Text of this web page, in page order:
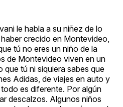
le habla a su niñez de lo
crecido en Montevideo,
tú no eres un niño de la
de Montevideo viven en un
que tú ni siquiera sabes que
Adidas, de viajes en auto y
es diferente. Por algún
descalzos. Algunos niños